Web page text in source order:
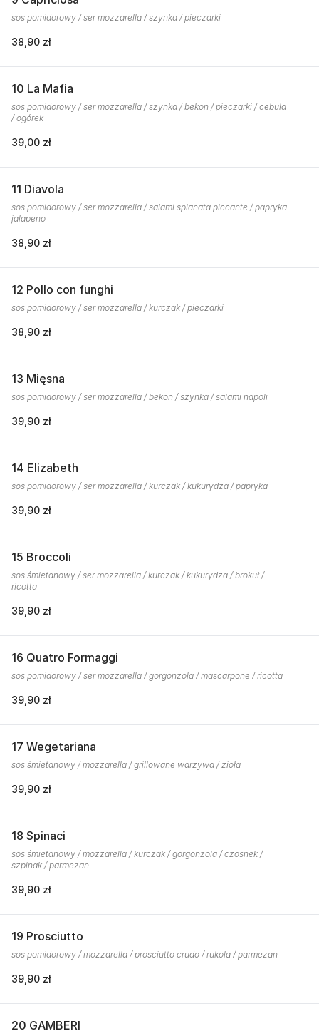
sos pomidorowy / ser mozzarella / szynka / pieczarki
38,90 zł
10 La Mafia
sos pomidorowy / ser mozzarella / szynka / bekon / pieczarki / cebula
/ ogórek
39,00 zł
11 Diavola
sos pomidorowy / ser mozzarella / salami spianata piccante / papryka
jalapeno
38,90 zł
12 Pollo con funghi
sos pomidorowy / ser mozzarella / kurczak / pieczarki
38,90 zł
13 Mięsna
sos pomidorowy / ser mozzarella / bekon / szynka / salami napoli
39,90 zł
14 Elizabeth
sos pomidorowy / ser mozzarella / kurczak / kukurydza / papryka
39,90 zł
15 Broccoli
sos śmietanowy / ser mozzarella / kurczak / kukurydza / brokuł /
ricotta
39,90 zł
16 Quatro Formaggi
sos pomidorowy / ser mozzarella / gorgonzola / mascarpone / ricotta
39,90 zł
17 Wegetariana
sos śmietanowy / mozzarella / grillowane warzywa / zioła
39,90 zł
18 Spinaci
sos śmietanowy / mozzarella / kurczak / gorgonzola / czosnek /
szpinak / parmezan
39,90 zł
19 Prosciutto
sos pomidorowy / mozzarella / prosciutto crudo / rukola / parmezan
39,90 zł
20 GAMBERI